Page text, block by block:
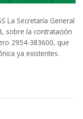
La Secretaría General
sobre la contratación
2954-383600, que
ya existentes.